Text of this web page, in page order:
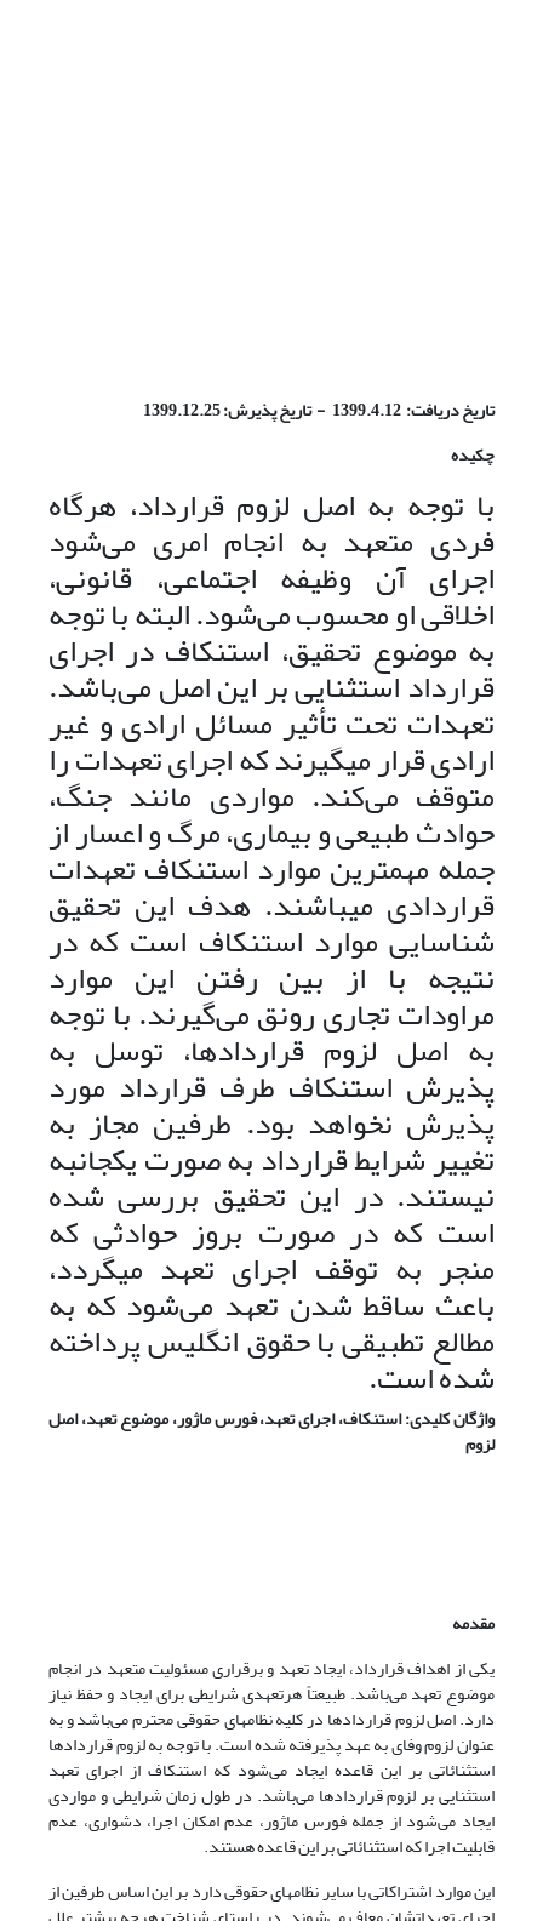
تاریخ دریافت: 1399.4.12 - تاریخ پذیرش: 1399.12.25
چکیده
با توجه به اصل لزوم قرارداد، هرگاه
فردی متعهد به انجام امری می‌شود
اجرای آن وظیفه اجتماعی، قانونی،
اخلاقی او محسوب می‌شود. البته با توجه
به موضوع تحقیق، استنکاف در اجرای
قرارداد استثنایی بر این اصل می‌باشد.
تعهدات تحت تأثیر مسائل ارادی و غیر
ارادی قرار میگیرند که اجرای تعهدات را
متوقف می‌‌کند. مواردی مانند جنگ،
حوادث طبیعی و بیماری، مرگ و اعسار از
جمله مهمترین موارد استنکاف تعهدات
قراردادی میباشند. هدف این تحقیق
شناسایی موارد استنکاف است که در
نتیجه با از بین رفتن این موارد
مراودات تجاری رونق می‌‌گیرند. با توجه
به اصل لزوم قراردادها، توسل به
پذیرش استنکاف طرف قرارداد مورد
پذیرش نخواهد بود. طرفین مجاز به
تغییر شرایط قرارداد به صورت یکجانبه
نیستند. در این تحقیق بررسی شده
است که در صورت بروز حوادثی که
منجر به توقف اجرای تعهد میگردد،
باعث ساقط شدن تعهد می‌شود که به
مطالع تطبیقی با حقوق انگلیس پرداخته
شده است.
واژگان کلیدی: استنکاف، اجرای تعهد، فورس ماژور، موضوع تعهد، اصل
لزوم
مقدمه
یکی از اهداف قرارداد، ایجاد تعهد و برقراری مسئولیت متعهد در انجام
موضوع تعهد می‌باشد. طبیعتاً هرتعهدی شرایطی برای ایجاد و حفظ نیاز
دارد. اصل لزوم قراردادها در کلیه نظامهای حقوقی محترم می‌باشد و به
عنوان لزوم وفای به عهد پذیرفته شده است. با توجه به لزوم قراردادها
استثنائاتی بر این قاعده ایجاد می‌شود که استنکاف از اجرای تعهد
استثنایی بر لزوم قراردادها می‌باشد. در طول زمان شرایطی و مواردی
ایجاد می‌شود از جمله فورس ماژور، عدم امکان اجرا، دشواری، عدم
قابلیت اجرا که استثنائاتی بر این قاعده هستند.
این موارد اشتراکاتی با سایر نظامهای حقوقی دارد بر این اساس طرفین از